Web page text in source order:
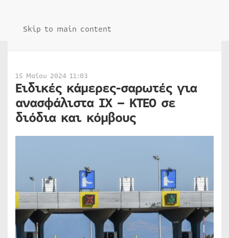
Skip to main content
15 Μαΐου 2024 11:03
Ειδικές κάμερες-σαρωτές για
ανασφάλιστα ΙΧ – ΚΤΕΟ σε
διόδια και κόμβους